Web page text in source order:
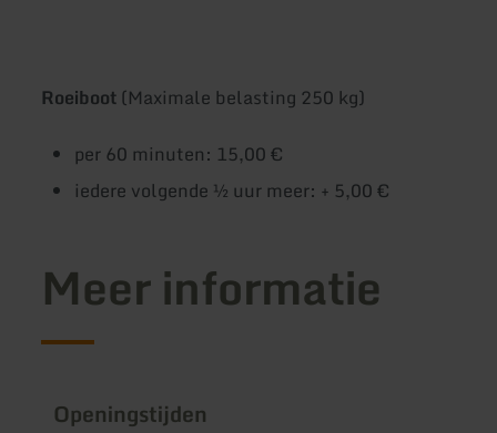
Roeiboot(Maximale belasting 250 kg)
per 60 minuten: 15,00 €
iedere volgende ½ uur meer: + 5,00 €
Meer informatie
Openingstijden